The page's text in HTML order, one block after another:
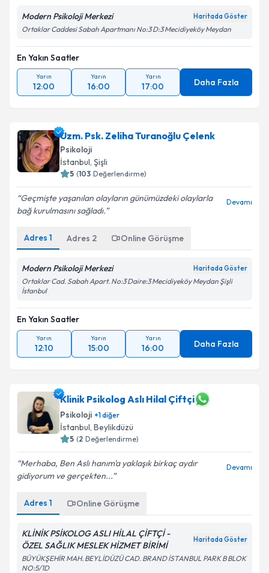
Modern Psikoloji Merkezi Haritada Göster
Ortaklar Caddesi Sabah Apartmanı No:3 D:3 Mecidiyeköy Meydan
En Yakın Saatler
Yarın
12:00
Yarın
16:00
Yarın
17:00 Daha Fazla
Uzm. Psk. Zeliha Turanoğlu Çelenk
Psikoloji
İstanbul, Şişli
5 (103 Değerlendirme)
Geçmişte yaşanılan olayların günümüzdeki olaylarla
bağ kurulmasını sağladı.
Devamı
Adres 1 Adres 2 Online Görüşme
Modern Psikoloji Merkezi Haritada Göster
Ortaklar Cad. Sabah Apart. No:3 Daire:3 Mecidiyeköy Meydan Şişli
İstanbul
En Yakın Saatler
Yarın
12:10
Yarın
15:00
Yarın
16:00 Daha Fazla
Klinik Psikolog Aslı Hilal Çiftçi
Psikoloji +1diğer
İstanbul, Beylikdüzü
5 (2 Değerlendirme)
Merhaba, Ben Aslı hanım'a yaklaşık birkaç aydır
gidiyorum ve gerçekten...
Devamı
Adres 1 Online Görüşme
KLİNİK PSİKOLOG ASLI HİLAL ÇİFTÇİ -
ÖZEL SAĞLIK MESLEK HİZMET BİRİMİ
Haritada Göster
BÜYÜKŞEHİR MAH. BEYLİDÜZÜ CAD. BRAND İSTANBUL PARK B BLOK
NO:5/1D